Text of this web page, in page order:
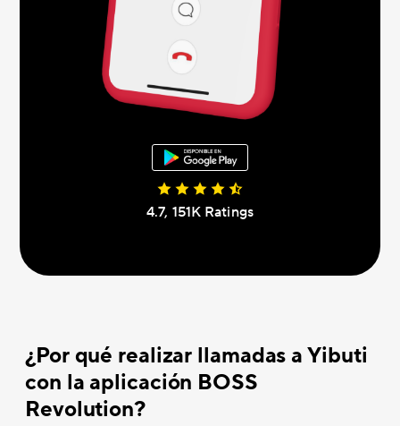
4.7, 151K Ratings
¿Por qué realizar llamadas a Yibuti
con la aplicación BOSS
Revolution?